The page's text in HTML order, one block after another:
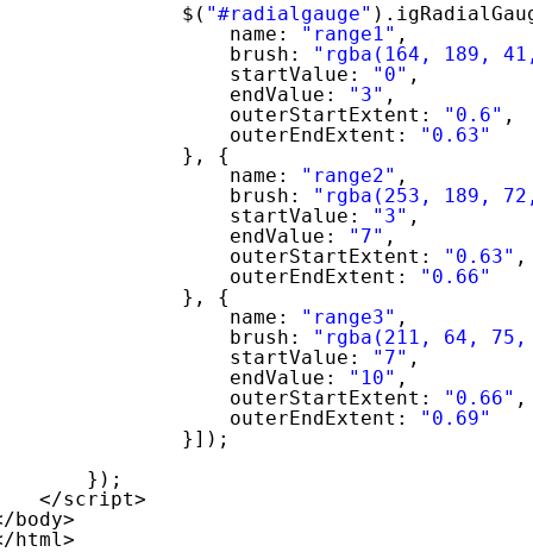
$( "#radialgauge"
name:
"range1" ,
brush:
"rgba(164, 189,
startValue:
"0" ,
endValue:
"3" ,
outerStartExtent:
"0.6" ,
outerEndExtent:
"0.63"
}, {
name:
"range2" ,
brush:
"rgba(253, 189,
startValue:
"3" ,
endValue:
"7" ,
outerStartExtent:
"0.63" ,
outerEndExtent:
"0.66"
}, {
name:
"range3" ,
brush:
"rgba(211, 64,
startValue:
"7" ,
endValue:
"10" ,
outerStartExtent:
"0.66" ,
outerEndExtent:
"0.69"
}]);
});
</script>
body>
html>